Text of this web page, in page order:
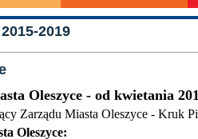
2019
Oleszyce - od kwietania
Zarządu Miasta Oleszyce - Kruk
Oleszyce: